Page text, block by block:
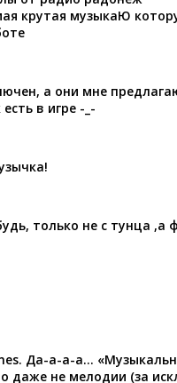
крутая музыкаЮ
а они мне
в игре -_-
только не с тунца ,а
Да-а-а-а…
даже не мелодии (за